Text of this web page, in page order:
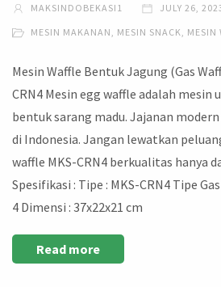
MAKSINDOBEKASI1 JULY 26,
MESIN MAKANAN MESIN SNACK MESIN
Mesin Waffle Bentuk Jagung (Gas
CRN4 Mesin egg waffle adalah
bentuk sarang madu. Jajanan
di Indonesia. Jangan lewatkan
waffle MKS-CRN4 berkualitas
Spesifikasi : Tipe : MKS-CRN4 Tipe
4 Dimensi : 37x22x21 cm
Read more